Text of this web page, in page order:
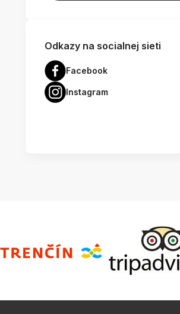
Odkazy na socialnej sieti
Facebook
Instagram